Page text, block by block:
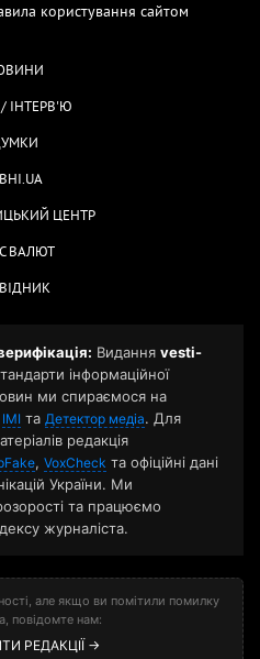
користування сайтом
/ ІНТЕРВ'Ю
ЦЕНТР
ВАЛЮТ
Видання vesti-
інформаційної
ми спираємося на
ІМІ та Детектор медіа. Для
редакція
, VoxCheck та офіційні дані
України. Ми
та працюємо
журналіста.
але якщо ви помітили помилку
повідомте нам:
РЕДАКЦІЇ →